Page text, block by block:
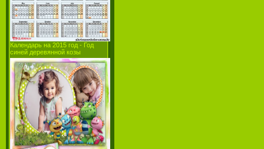
Календарь на 2015 год - Год
синей деревянной козы